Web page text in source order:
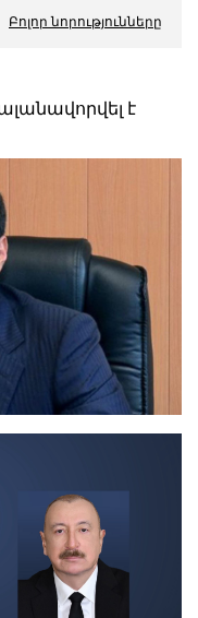
Բոլոր նորությունները
է